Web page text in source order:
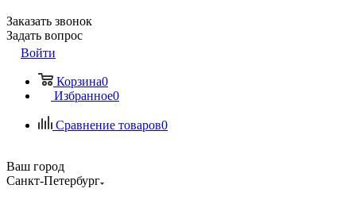
Заказать звонок
Задать вопрос
Войти
Корзина0
Избранное0
Сравнение товаров0
Ваш город
Санкт-Петербург